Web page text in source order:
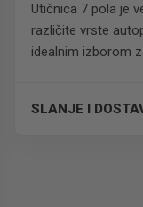
Utičnica 7 pola je
različite vrste
idealnim izborom
SLANJE I